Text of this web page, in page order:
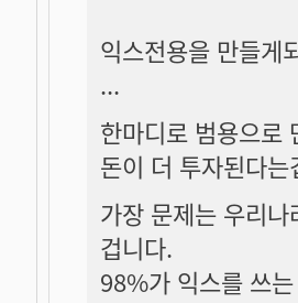
익스전용을 만들게
...
한마디로 범용으로
돈이 더 투자된다는
가장 문제는 우리
겁니다.
98%가 익스를 쓰